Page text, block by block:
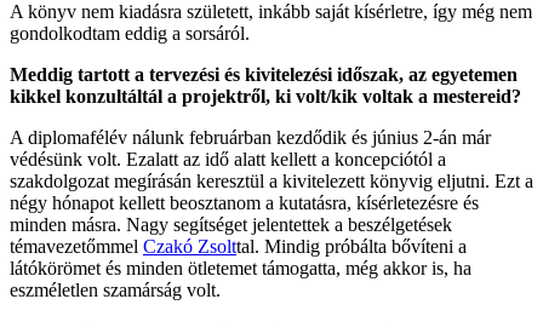
A könyv nem kiadásra született, inkább saját kísérletre, így még nem
gondolkodtam eddig a sorsáról.
Meddig tartott a tervezési és kivitelezési időszak, az egyetemen
kikkel konzultáltál a projektről, ki volt/kik voltak a mestereid?
A diplomafélév nálunk februárban kezdődik és június 2-án már
védésünk volt. Ezalatt az idő alatt kellett a koncepciótól a
szakdolgozat megírásán keresztül a kivitelezett könyvig eljutni. Ezt a
négy hónapot kellett beosztanom a kutatásra, kísérletezésre és
minden másra. Nagy segítséget jelentettek a beszélgetések
témavezetőmmel Czakó Zsolttal. Mindig próbálta bővíteni a
látókörömet és minden ötletemet támogatta, még akkor is, ha
eszméletlen szamárság volt.